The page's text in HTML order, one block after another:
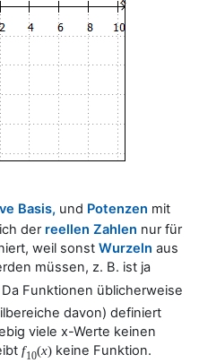
Basis, und Potenzen mit
der reellen Zahlen nur für
weil sonst Wurzeln aus
müssen, z. B. ist ja
Funktionen üblicherweise
davon) definiert
viele x-Werte keinen
f10(x)keine Funktion.